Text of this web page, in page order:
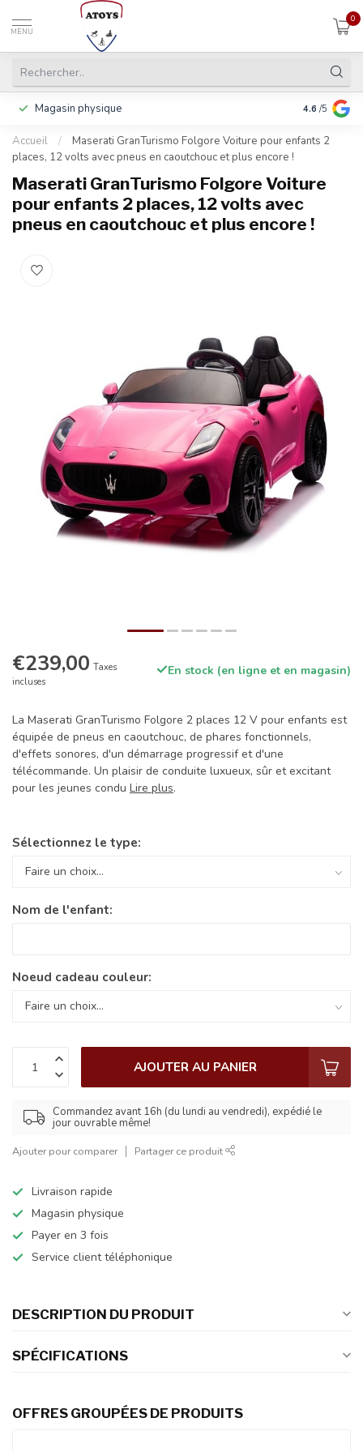
MENU
0
Magasin physique Payer en 3
4.6 /5
Accueil /
Maserati GranTurismo Folgore Voiture pour enfants 2
places, 12 volts avec pneus en caoutchouc et plus encore !
Maserati GranTurismo Folgore Voiture
pour enfants 2 places, 12 volts avec
pneus en caoutchouc et plus encore !
€239,00 Taxes
incluses
En stock (en ligne et en magasin)
La Maserati GranTurismo Folgore 2 places 12 V pour enfants est
équipée de pneus en caoutchouc, de phares fonctionnels,
d'effets sonores, d'un démarrage progressif et d'une
télécommande. Un plaisir de conduite luxueux, sûr et excitant
pour les jeunes condu Lire plus.
Sélectionnez le type:
Nom de l'enfant:
Noeud cadeau couleur:
AJOUTER AU PANIER
Commandez avant 16h (du lundi au vendredi), expédié le
jour ouvrable même!
Ajouter pour comparer Partager ce produit
Livraison rapide
Magasin physique
Payer en 3 fois
Service client téléphonique
DESCRIPTION DU PRODUIT
SPÉCIFICATIONS
OFFRES GROUPÉES DE PRODUITS